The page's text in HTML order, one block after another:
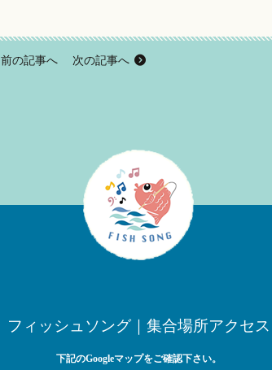
前の記事へ 次の記事へ
フィッシュソング｜集合場所アクセス
下記のGoogleマップをご確認下さい。